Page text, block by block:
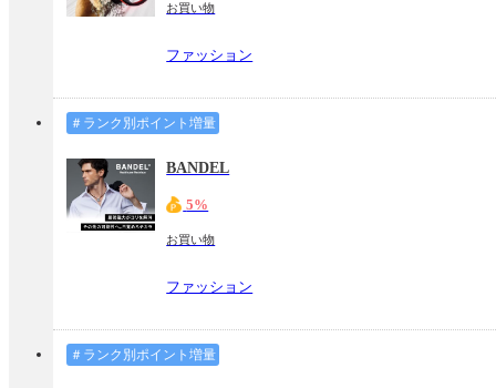
お買い物
ファッション
＃ランク別ポイント増量
BANDEL
5%
お買い物
ファッション
＃ランク別ポイント増量